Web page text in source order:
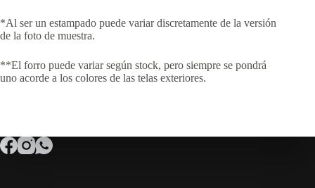
*Al ser un estampado puede variar discretamente de la versión
de la foto de muestra.
**El forro puede variar según stock, pero siempre se pondrá
uno acorde a los colores de las telas exteriores.